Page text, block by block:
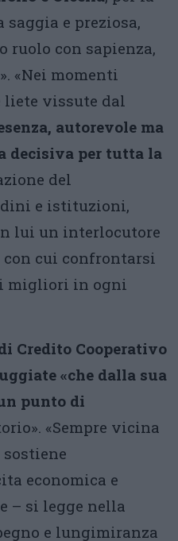
e preziosa,
con sapienza,
«Nei momenti
liete vissute dal
autorevole ma
decisiva per tutta la
del
e istituzioni,
lui un interlocutore
cui confrontarsi
migliori in ogni
Credito Cooperativo
«che dalla sua
punto di
«Sempre vicina
economica e
– si legge nella
e lungimiranza